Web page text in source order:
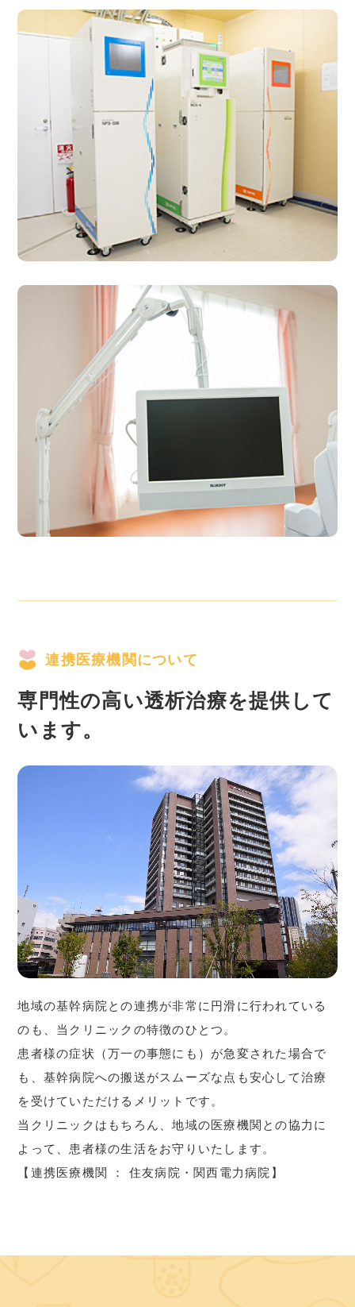
連携医療機関について
専門性の高い透析治療を提供して
います。
地域の基幹病院との連携が非常に円滑に行われている
のも、当クリニックの特徴のひとつ。
患者様の症状（万一の事態にも）が急変された場合で
も、基幹病院への搬送がスムーズな点も安心して治療
を受けていただけるメリットです。
当クリニックはもちろん、地域の医療機関との協力に
よって、患者様の生活をお守りいたします。
【連携医療機関 ： 住友病院・関西電力病院】